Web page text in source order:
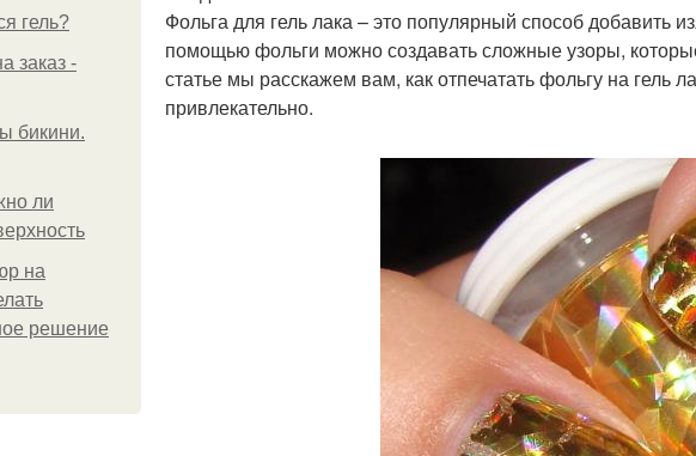
гель?
заказ -
бикини.
ли
на
решение
Фольга для гель лака – это популярный способ добавить
помощью фольги можно создавать сложные узоры,
статье мы расскажем вам, как отпечатать фольгу на
привлекательно.